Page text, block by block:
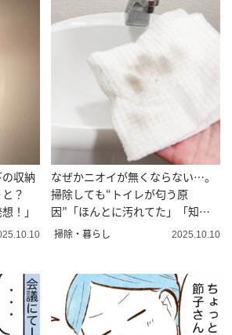
の収納
？
！」
なぜかニオイが無くならない…。
掃除しても“トイレが匂う原
因”「ほんとに汚れてた」「知ら
なかった」
掃除・暮らし 2025.10.10